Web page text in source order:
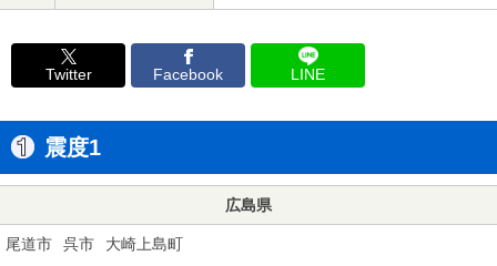
Twitter Facebook LINE
震度1
広島県
尾道市 呉市 大崎上島町